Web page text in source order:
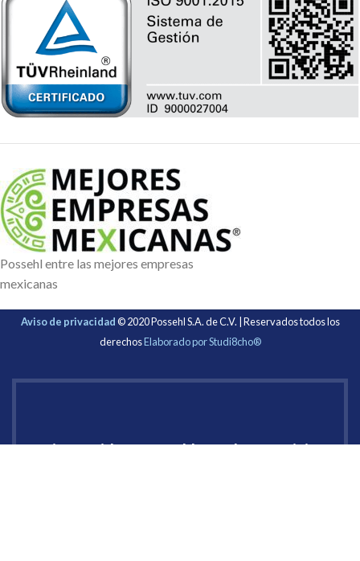
Possehl entre las mejores empresas
mexicanas
Aviso de privacidad© 2020 Possehl S.A. de C.V. | Reservados todos los
derechosElaborado por Studi8cho®
Bienvenido a Possehl S.A. de C.V. Inicia